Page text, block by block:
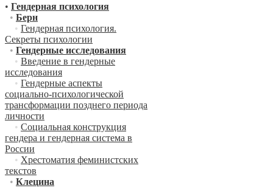
• Гендерная психология
• Берн
• Гендерная психология.
Секреты психологии
• Гендерные исследования
• Введение в гендерные
исследования
• Гендерные аспекты
социально-психологической
трансформации позднего периода
личности
• Социальная конструкция
гендера и гендерная система в
России
• Хрестоматия феминистских
текстов
• Клецина